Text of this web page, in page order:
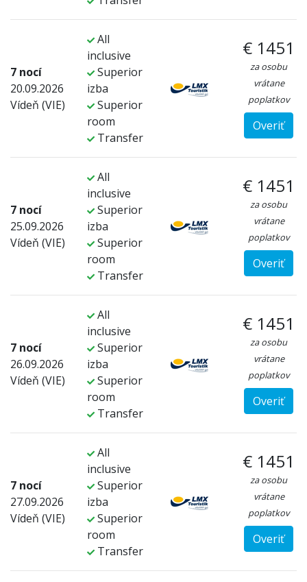
7 nocí
20.09.2026
Vídeň (VIE)
All
inclusive
Superior
izba
Superior
room
Transfer
€ 1451
za osobu
vrátane
poplatkov
Overiť
7 nocí
25.09.2026
Vídeň (VIE)
All
inclusive
Superior
izba
Superior
room
Transfer
€ 1451
za osobu
vrátane
poplatkov
Overiť
7 nocí
26.09.2026
Vídeň (VIE)
All
inclusive
Superior
izba
Superior
room
Transfer
€ 1451
za osobu
vrátane
poplatkov
Overiť
7 nocí
27.09.2026
Vídeň (VIE)
All
inclusive
Superior
izba
Superior
room
Transfer
€ 1451
za osobu
vrátane
poplatkov
Overiť